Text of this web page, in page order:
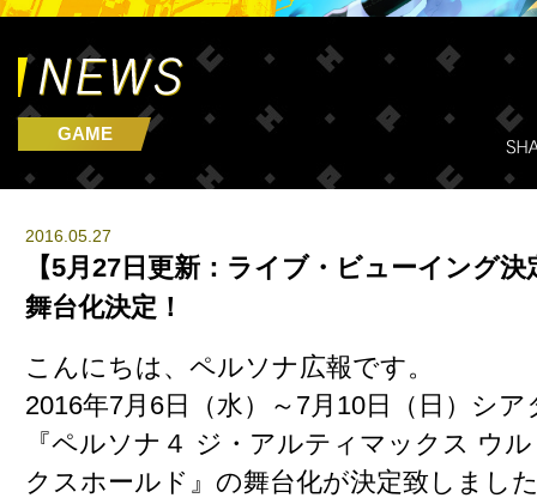
GAME
2016.05.27
【5月27日更新：ライブ・ビューイング
舞台化決定！
こんにちは、ペルソナ広報です。
2016年7月6日（水）～7月10日（日）シ
『ペルソナ４ ジ・アルティマックス ウ
クスホールド』の舞台化が決定致しまし